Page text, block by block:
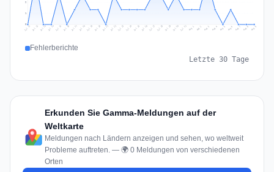
1
2
Jul 11 Jul 12 Jul 13 Jul 14 Jul 15 Jul 16 Jul 17 Jul 18 Jul 19 Jul 20 Jul 21 Jul 22 Jul 23 Jul 24 Jul 25 Jul 26 Jul 27 Jul 28 Jul 29 Jul 30 Jul 31 Aug 1 Aug 2 Aug 3 Aug 4 Aug 5 Aug 6 Aug 7 Aug 8 Aug 9
Fehlerberichte
Letzte 30 Tage
Erkunden Sie Gamma-Meldungen auf der
Weltkarte
Meldungen nach Ländern anzeigen und sehen, wo weltweit
Probleme auftreten. — 🌍 0 Meldungen von verschiedenen
Orten